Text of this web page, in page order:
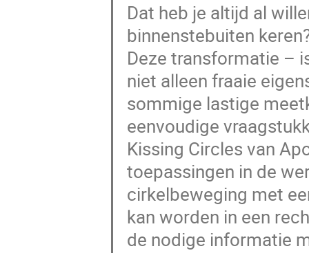
Dat heb je altijd al
binnenstebuiten
Deze transformatie –
niet alleen fraaie
sommige lastige
eenvoudige
Kissing Circles van
toepassingen in de
cirkelbeweging met
kan worden in een
de nodige informatie